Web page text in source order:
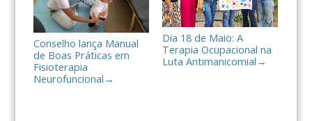
Conselho lança Manual
de Boas Práticas em
Fisioterapia
Neurofuncional →
Dia 18 de Maio: A
Terapia Ocupacional na
Luta Antimanicomial →